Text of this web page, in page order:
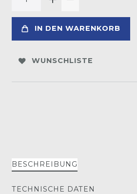
IN DEN WARENKORB
WUNSCHLISTE
BESCHREIBUNG
TECHNISCHE DATEN